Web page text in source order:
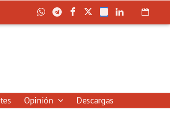
Opinión Descargas